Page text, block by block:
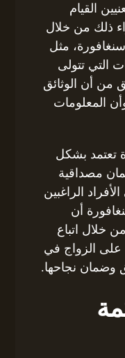
القيام
ذلك من خلال
مثل
التي تتولى
من أن الوثائق
المعلومات
تعتمد بشكل
مصداقية
الراغبين
أن
خلال اتباع
على الزواج في
وضمان نجاحها.